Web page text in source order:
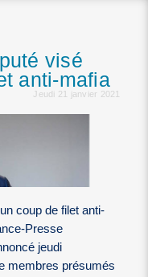
visé
anti-mafia
Jeudi 21 janvier 2021
coup de filet anti-
Presse
jeudi
membres présumés